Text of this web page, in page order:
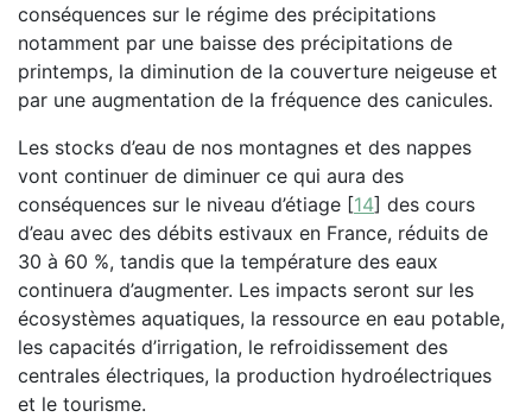
conséquences sur le régime des précipitations
notamment par une baisse des précipitations de
printemps, la diminution de la couverture neigeuse et
par une augmentation de la fréquence des canicules.
Les stocks d’eau de nos montagnes et des nappes
vont continuer de diminuer ce qui aura des
conséquences sur le niveau d’étiage [14] des cours
d’eau avec des débits estivaux en France, réduits de
30 à 60 %, tandis que la température des eaux
continuera d’augmenter. Les impacts seront sur les
écosystèmes aquatiques, la ressource en eau potable,
les capacités d’irrigation, le refroidissement des
centrales électriques, la production hydroélectriques
et le tourisme.